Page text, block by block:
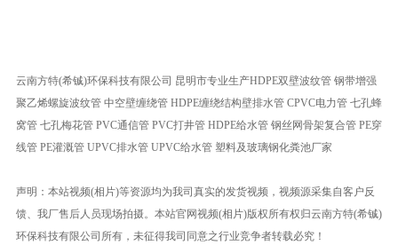
云南方特(希铖)环保科技有限公司 昆明市专业生产HDPE双壁波纹管 钢带增强
聚乙烯螺旋波纹管 中空壁缠绕管 HDPE缠绕结构壁排水管 CPVC电力管 七孔蜂
窝管 七孔梅花管 PVC通信管 PVC打井管 HDPE给水管 钢丝网骨架复合管 PE穿
线管 PE灌溉管 UPVC排水管 UPVC给水管 塑料及玻璃钢化粪池厂家
声明：本站视频(相片)等资源均为我司真实的发货视频，视频源采集自客户反
馈、我厂售后人员现场拍摄。本站官网视频(相片)版权所有权归云南方特(希铖)
环保科技有限公司所有，未征得我司同意之行业竞争者转载必究！